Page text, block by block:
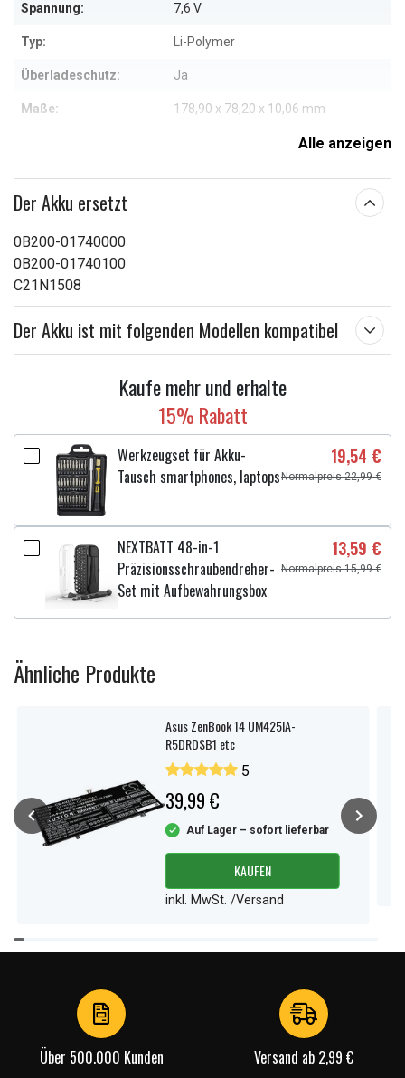
Spannung: 7,6 V
Typ: Li-Polymer
Überladeschutz: Ja
Maße: 178,90 x 78,20 x 10,06 mm
Alle anzeigen
Der Akku ersetzt
0B200-01740000
0B200-01740100
C21N1508
Der Akku ist mit folgenden Modellen kompatibel
Kaufe mehr und erhalte
15% Rabatt
Werkzeugset für Akku-
Tausch smartphones, laptops
19,54 €
Normalpreis 22,99 €
NEXTBATT 48-in-1
Präzisionsschraubendreher-
Set mit Aufbewahrungsbox
13,59 €
Normalpreis 15,99 €
Ähnliche Produkte
Asus ZenBook 14 UM425IA-
R5DRDSB1 etc
5
39,99 €
Auf Lager – sofort lieferbar
KAUFEN
inkl. MwSt. /Versand
Item
1
Über 500.000 Kunden Versand ab 2,99 €